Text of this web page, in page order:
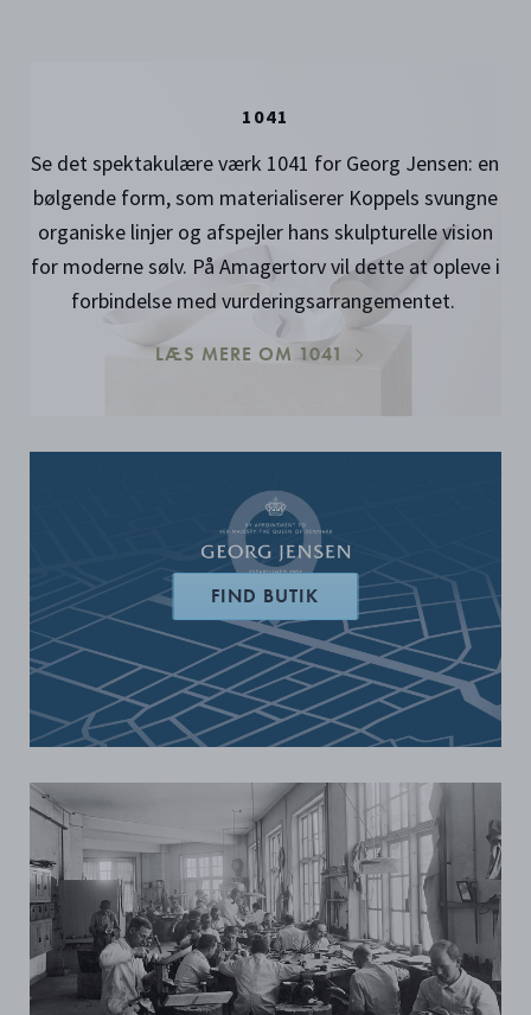
1041
Se det spektakulære værk 1041 for Georg Jensen: en
bølgende form, som materialiserer Koppels svungne
organiske linjer og afspejler hans skulpturelle vision
for moderne sølv. På Amagertorv vil dette at opleve i
forbindelse med vurderingsarrangementet.
LÆS MERE OM 1041
FIND BUTIK